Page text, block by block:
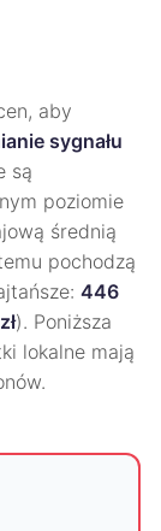
aby
sygnału
są
poziomie
średnią
pochodzą
446
). Poniższa
lokalne mają